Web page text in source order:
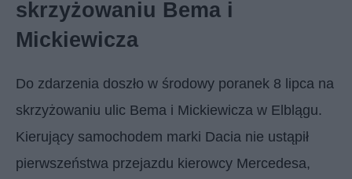
skrzyżowaniu Bema i
Mickiewicza
Do zdarzenia doszło w środowy poranek 8 lipca na
skrzyżowaniu ulic Bema i Mickiewicza w Elblągu.
Kierujący samochodem marki Dacia nie ustąpił
pierwszeństwa przejazdu kierowcy Mercedesa,